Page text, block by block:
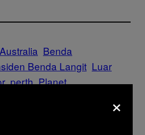
Australia Benda
Benda Langit Luar
perth Planet
In Top Stories
×